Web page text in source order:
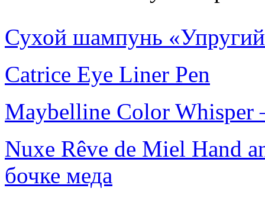
Сухой шампунь
Catrice Eye Liner Pen
Maybelline Color Whisper
Nuxe Rêve de Miel Hand
бочке меда